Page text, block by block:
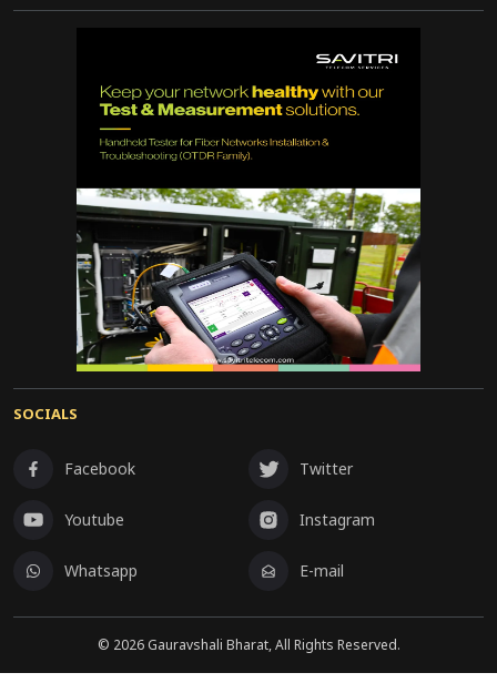
SOCIALS
Facebook Twitter
Youtube Instagram
Whatsapp E-mail
© 2026Gauravshali Bharat, All Rights Reserved.